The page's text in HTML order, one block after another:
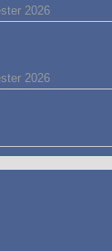
2026
2026